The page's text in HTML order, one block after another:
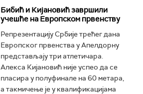
Бибић и Кијановић завршили
учешће на Европском првенству
Репрезентацију Србије трећег дана
Европског првенства у Апелдорну
представљају три атлетичара.
Алекса Кијановић није успео да се
пласира у полуфинале на 60 метара,
а такмичење је у квалификацијама